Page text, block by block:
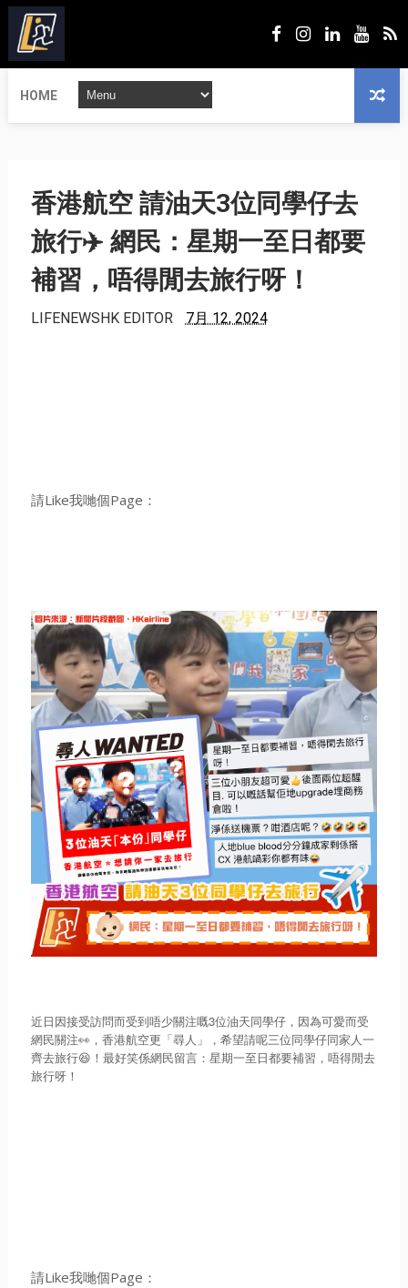
HOME
香港航空 請油天3位同學仔去
旅行✈️ 網民：星期一至日都要
補習，唔得閒去旅行呀！
LIFENEWSHK EDITOR 7月 12, 2024
請Like我哋個Page：
近日因接受訪問而受到唔少關注嘅3位油天同學仔，因為可愛而受
網民關注👀，香港航空更「尋人」，希望請呢三位同學仔同家人一
齊去旅行😆！最好笑係網民留言：星期一至日都要補習，唔得閒去
旅行呀！
請Like我哋個Page：